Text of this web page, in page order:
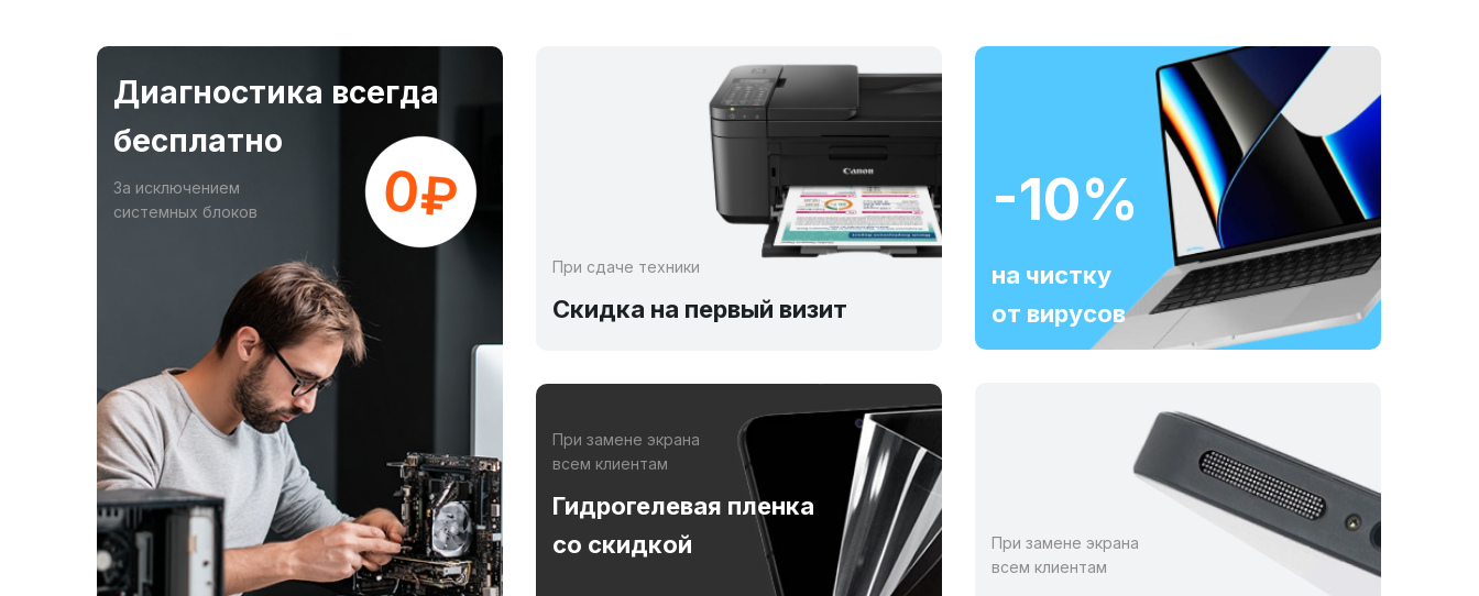
Диагностика всегда
бесплатно
За исключением
системных блоков
При сдаче техники
Скидка на первый визит
При замене экрана
всем клиентам
Гидрогелевая пленка
со скидкой
-10%
на чистку
от вирусов
При замене экрана
всем клиентам